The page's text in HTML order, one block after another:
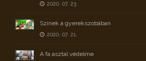
2020. 07. 23.
Színek a gyerekszobában
2020. 07. 21.
A fa asztal védelme